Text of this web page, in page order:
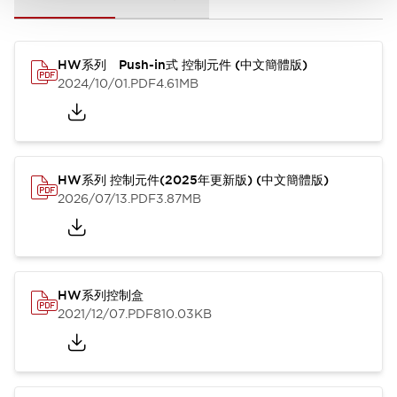
HW系列 Push-in式 控制元件 (中文簡體版)
2024/10/01.PDF4.61MB
HW系列 控制元件(2025年更新版) (中文簡體版)
2026/07/13.PDF3.87MB
HW系列控制盒
2021/12/07.PDF810.03KB